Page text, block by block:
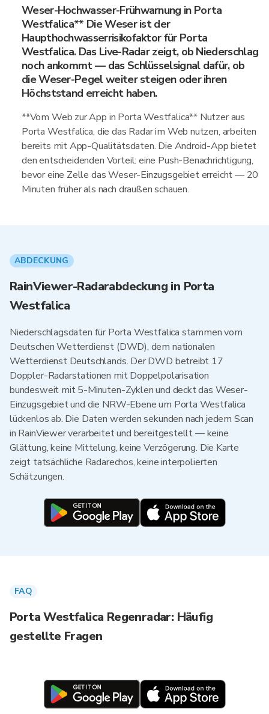
Weser-Hochwasser-Frühwarnung in Porta
Westfalica** Die Weser ist der
Haupthochwasserrisikofaktor für Porta
Westfalica. Das Live-Radar zeigt, ob Niederschlag
noch ankommt — das Schlüsselsignal dafür, ob
die Weser-Pegel weiter steigen oder ihren
Höchststand erreicht haben.
**Vom Web zur App in Porta Westfalica** Nutzer aus
Porta Westfalica, die das Radar im Web nutzen, arbeiten
bereits mit App-Qualitätsdaten. Die Android-App bietet
den entscheidenden Vorteil: eine Push-Benachrichtigung,
bevor eine Zelle das Weser-Einzugsgebiet erreicht — 20
Minuten früher als nach draußen schauen.
ABDECKUNG
RainViewer-Radarabdeckung in Porta
Westfalica
Niederschlagsdaten für Porta Westfalica stammen vom
Deutschen Wetterdienst (DWD), dem nationalen
Wetterdienst Deutschlands. Der DWD betreibt 17
Doppler-Radarstationen mit Doppelpolarisation
bundesweit mit 5-Minuten-Zyklen und deckt das Weser-
Einzugsgebiet und die NRW-Ebene um Porta Westfalica
lückenlos ab. Die Daten werden sekunden nach jedem Scan
in RainViewer verarbeitet und bereitgestellt — keine
Glättung, keine Mittelung, keine Verzögerung. Die Karte
zeigt tatsächliche Radarechos, keine interpolierten
Schätzungen.
FAQ
Porta Westfalica Regenradar: Häufig
gestellte Fragen